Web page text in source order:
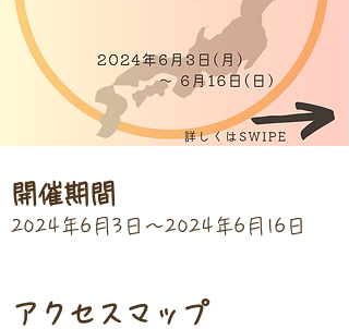
開催期間
2024年6月3日〜2024年6月16日
​アクセスマップ